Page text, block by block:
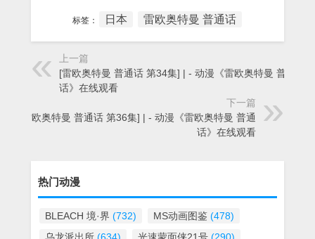
标签： 日本 雷欧奥特曼 普通话
上一篇
[雷欧奥特曼 普通话 第34集] | - 动漫《雷欧奥特曼 普通
话》在线观看
下一篇
[雷欧奥特曼 普通话 第36集] | - 动漫《雷欧奥特曼 普通
话》在线观看
热门动漫
BLEACH 境·界 (732) MS动画图鉴 (478)